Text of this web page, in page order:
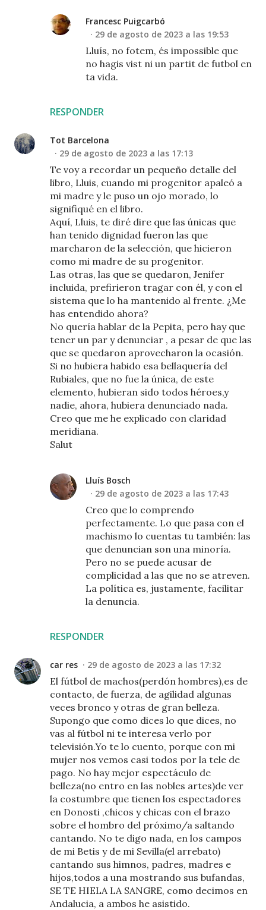
RESPONDER
Francesc Puigcarbó
29 de agosto de 2023 a las 19:53
Lluís, no fotem, és impossible que
no hagis vist ni un partit de futbol en
ta vida.
Tot Barcelona
29 de agosto de 2023 a las 17:13
Te voy a recordar un pequeño detalle del
libro, Lluis, cuando mi progenitor apaleó a
mi madre y le puso un ojo morado, lo
signifiqué en el libro.
Aquí, Lluis, te diré dire que las únicas que
han tenido dignidad fueron las que
marcharon de la selección, que hicieron
como mi madre de su progenitor.
Las otras, las que se quedaron, Jenifer
incluida, prefirieron tragar con él, y con el
sistema que lo ha mantenido al frente. ¿Me
has entendido ahora?
No quería hablar de la Pepita, pero hay que
tener un par y denunciar , a pesar de que las
que se quedaron aprovecharon la ocasión.
Si no hubiera habido esa bellaquería del
Rubiales, que no fue la única, de este
elemento, hubieran sido todos héroes,y
nadie, ahora, hubiera denunciado nada.
Creo que me he explicado con claridad
meridiana.
Salut
RESPONDER
Lluís Bosch
29 de agosto de 2023 a las 17:43
Creo que lo comprendo
perfectamente. Lo que pasa con el
machismo lo cuentas tu también: las
que denuncian son una minoría.
Pero no se puede acusar de
complicidad a las que no se atreven.
La política es, justamente, facilitar
la denuncia.
car res 29 de agosto de 2023 a las 17:32
El fútbol de machos(perdón hombres),es de
contacto, de fuerza, de agilidad algunas
veces bronco y otras de gran belleza.
Supongo que como dices lo que dices, no
vas al fútbol ni te interesa verlo por
televisión.Yo te lo cuento, porque con mi
mujer nos vemos casi todos por la tele de
pago. No hay mejor espectáculo de
belleza(no entro en las nobles artes)de ver
la costumbre que tienen los espectadores
en Donosti ,chicos y chicas con el brazo
sobre el hombro del próximo/a saltando
cantando. No te digo nada, en los campos
de mi Betis y de mi Sevilla(el arrebato)
cantando sus himnos, padres, madres e
hijos,todos a una mostrando sus bufandas,
SE TE HIELA LA SANGRE, como decimos en
Andalucia, a ambos he asistido.